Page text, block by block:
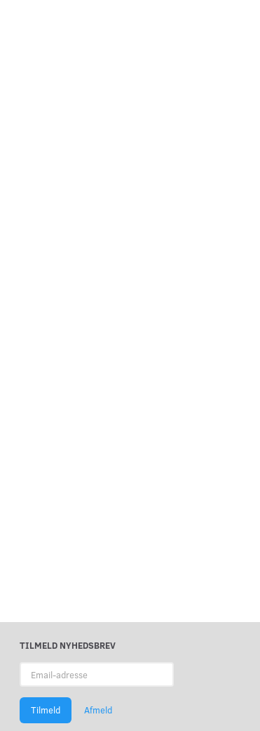
TILMELD NYHEDSBREV
adresse
Tilmeld Afmeld